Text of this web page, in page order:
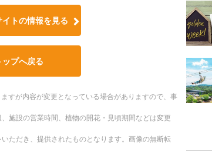
トの情報を見る
プへ戻る
すが内容が変更となっている場合がありますので、事
施設の営業時間、植物の開花・見頃期間などは変更
ただき、提供されたものとなります。画像の無断転